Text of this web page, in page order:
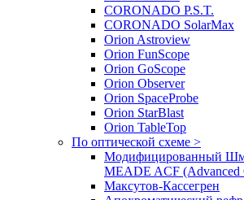
CORONADO P.S.T.
CORONADO SolarMax
Orion Astroview
Orion FunScope
Orion GoScope
Orion Observer
Orion SpaceProbe
Orion StarBlast
Orion TableTop
По оптической схеме >
Модифицированный
MEADE ACF (Advanced
Максутов-Кассегрен